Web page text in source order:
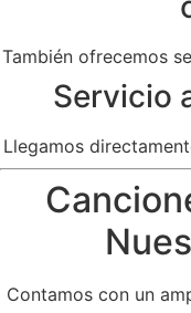
También ofrecemos
Servicio
Llegamos
Contamos con un